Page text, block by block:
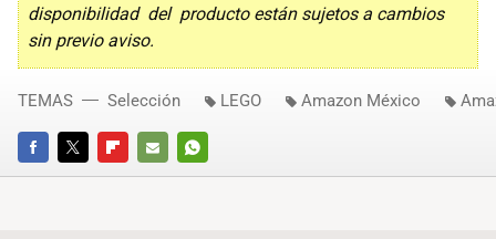
disponibilidad del producto están sujetos a cambios
sin previo aviso.
FACEBOOKTWITTERFLIPBOARD
E-
WHATSAPP
TEMAS Selección LEGO Amazon México